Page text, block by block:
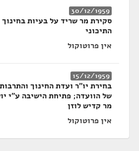
30/12/1959
סקירת מר שריד על בעיות בחינוך
התיכוני
אין פרוטוקול
15/12/1959
בחירת יו"ר ועדת החינוך
של הוועדה; פתיחת הישיבה ע"י
מר קדיש לוזן
אין פרוטוקול